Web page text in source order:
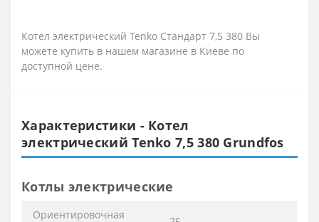
Котел электрический Tenko Стандарт 7,5 380 Вы
можете купить в нашем магазине в Киеве по
доступной цене.
Характеристики - Котел
электрический Tenko 7,5 380 Grundfos
Котлы электрические
Ориентировочная